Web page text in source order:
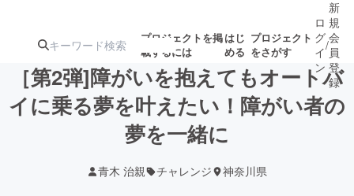
プロジェクトを掲
載するには
はじ
める
プロジェクト
をさがす
注目の新着プロ募集終了が近いプ
ロ
グ
イ
ン
/
新
規
会
員
登
録
［第2弾]障がいを抱えてもオートバ
イに乗る夢を叶えたい！障がい者の
夢を一緒に
青木 治親 チャレンジ 神奈川県